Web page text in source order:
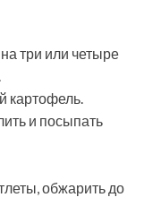
три или четыре
картофель.
и посыпать
обжарить до